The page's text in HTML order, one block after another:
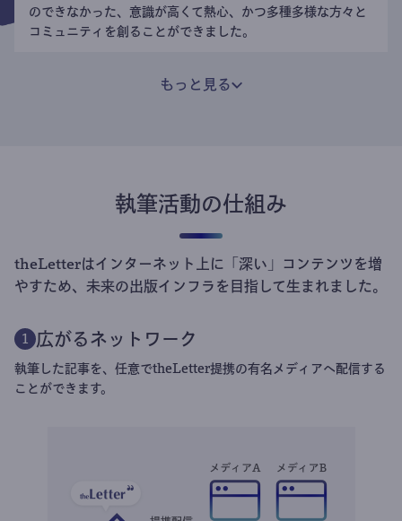
のできなかった、意識が高くて熱心、かつ多種多様な方々と
コミュニティを創ることができました。
もっと見る
執筆活動の仕組み
theLetterはインターネット上に「深い」コンテンツを増
やすため、未来の出版インフラを目指して生まれました。
1 広がるネットワーク
執筆した記事を、任意でtheLetter提携の有名メディアへ配信する
ことができます。